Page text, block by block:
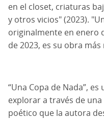
en el closet, criaturas
y otros vicios" (2023).
originalmente en enero
de 2023, es su obra
“Una Copa de Nada”,
explorar a través de
poético que la autora